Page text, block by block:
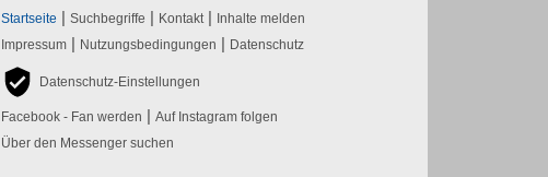
Startseite | Suchbegriffe | Kontakt | Inhalte melden
Impressum | Nutzungsbedingungen | Datenschutz
Datenschutz-Einstellungen
Facebook - Fan werden | Auf Instagram folgen
Über den Messenger suchen